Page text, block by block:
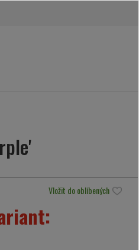
Vložit do oblíbených